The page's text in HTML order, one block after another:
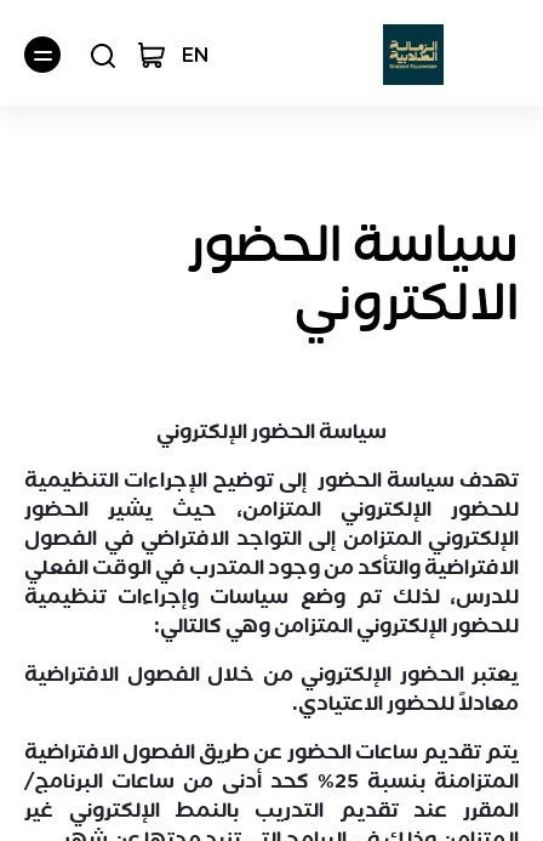
EN
سياسة الحضور
الالكتروني
سياسة الحضور الإلكتروني
تهدف سياسة الحضور إلى توضيح الإجراءات التنظيمية
للحضور الإلكتروني المتزامن، حيث يشير الحضور
الإلكتروني المتزامن إلى التواجد الافتراضي في الفصول
الافتراضية والتأكد من وجود المتدرب في الوقت الفعلي
للدرس، لذلك تم وضع سياسات وإجراءات تنظيمية
للحضور الإلكتروني المتزامن وهي كالتالي:
يعتبر الحضور الإلكتروني من خلال الفصول الافتراضية
معادلاً للحضور الاعتيادي.
يتم تقديم ساعات الحضور عن طريق الفصول الافتراضية
المتزامنة بنسبة 25% كحد أدنى من ساعات البرنامج/
المقرر عند تقديم التدريب بالنمط الإلكتروني غير